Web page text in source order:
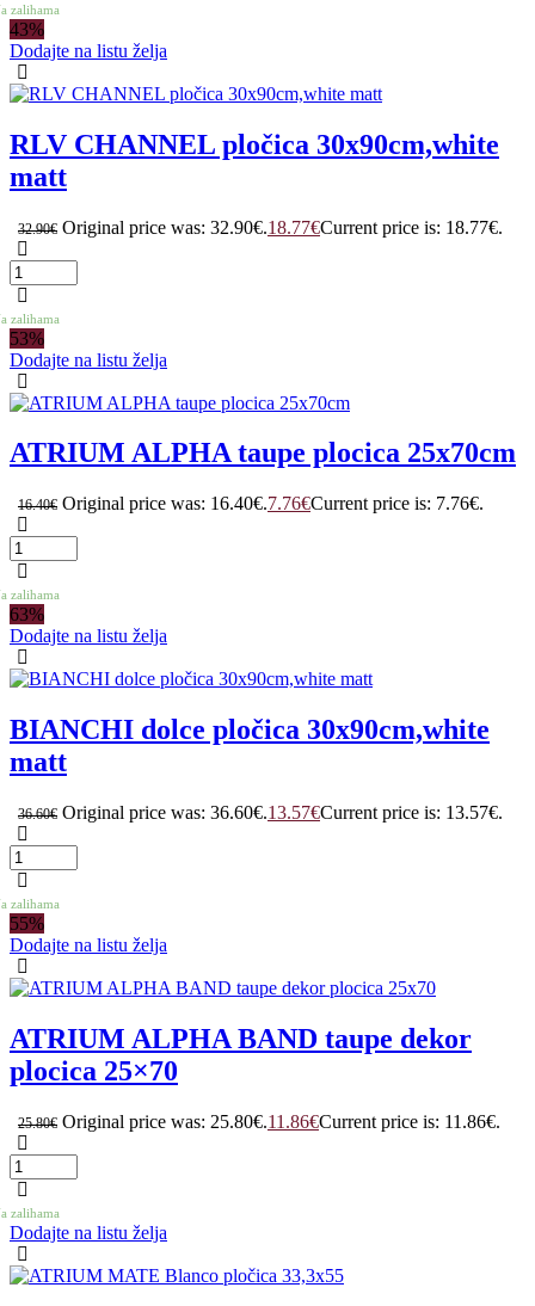
zalihama
43%
Dodajte na listu želja
RLV CHANNEL pločica 30x90cm,white
matt
32.90€ Original price was: 32.90€.18.77€Current price is: 18.77€.
zalihama
53%
Dodajte na listu želja
ATRIUM ALPHA taupe plocica 25x70cm
16.40€ Original price was: 16.40€.7.76€Current price is: 7.76€.
zalihama
63%
Dodajte na listu želja
BIANCHI dolce pločica 30x90cm,white
matt
36.60€ Original price was: 36.60€.13.57€Current price is: 13.57€.
zalihama
55%
Dodajte na listu želja
ATRIUM ALPHA BAND taupe dekor
plocica 25×70
25.80€ Original price was: 25.80€.11.86€Current price is: 11.86€.
zalihama
Dodajte na listu želja